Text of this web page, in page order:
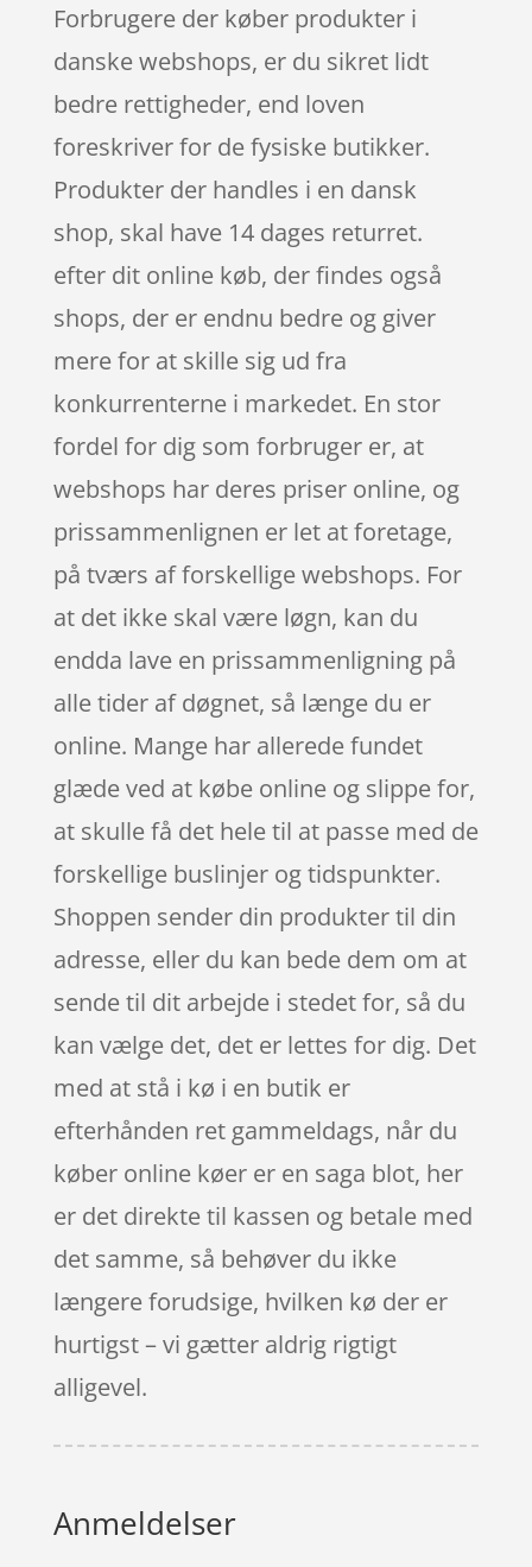
Forbrugere der køber produkter i
danske webshops, er du sikret lidt
bedre rettigheder, end loven
foreskriver for de fysiske butikker.
Produkter der handles i en dansk
shop, skal have 14 dages returret.
efter dit online køb, der findes også
shops, der er endnu bedre og giver
mere for at skille sig ud fra
konkurrenterne i markedet. En stor
fordel for dig som forbruger er, at
webshops har deres priser online, og
prissammenlignen er let at foretage,
på tværs af forskellige webshops. For
at det ikke skal være løgn, kan du
endda lave en prissammenligning på
alle tider af døgnet, så længe du er
online. Mange har allerede fundet
glæde ved at købe online og slippe for,
at skulle få det hele til at passe med de
forskellige buslinjer og tidspunkter.
Shoppen sender din produkter til din
adresse, eller du kan bede dem om at
sende til dit arbejde i stedet for, så du
kan vælge det, det er lettes for dig. Det
med at stå i kø i en butik er
efterhånden ret gammeldags, når du
køber online køer er en saga blot, her
er det direkte til kassen og betale med
det samme, så behøver du ikke
længere forudsige, hvilken kø der er
hurtigst – vi gætter aldrig rigtigt
alligevel.
Anmeldelser